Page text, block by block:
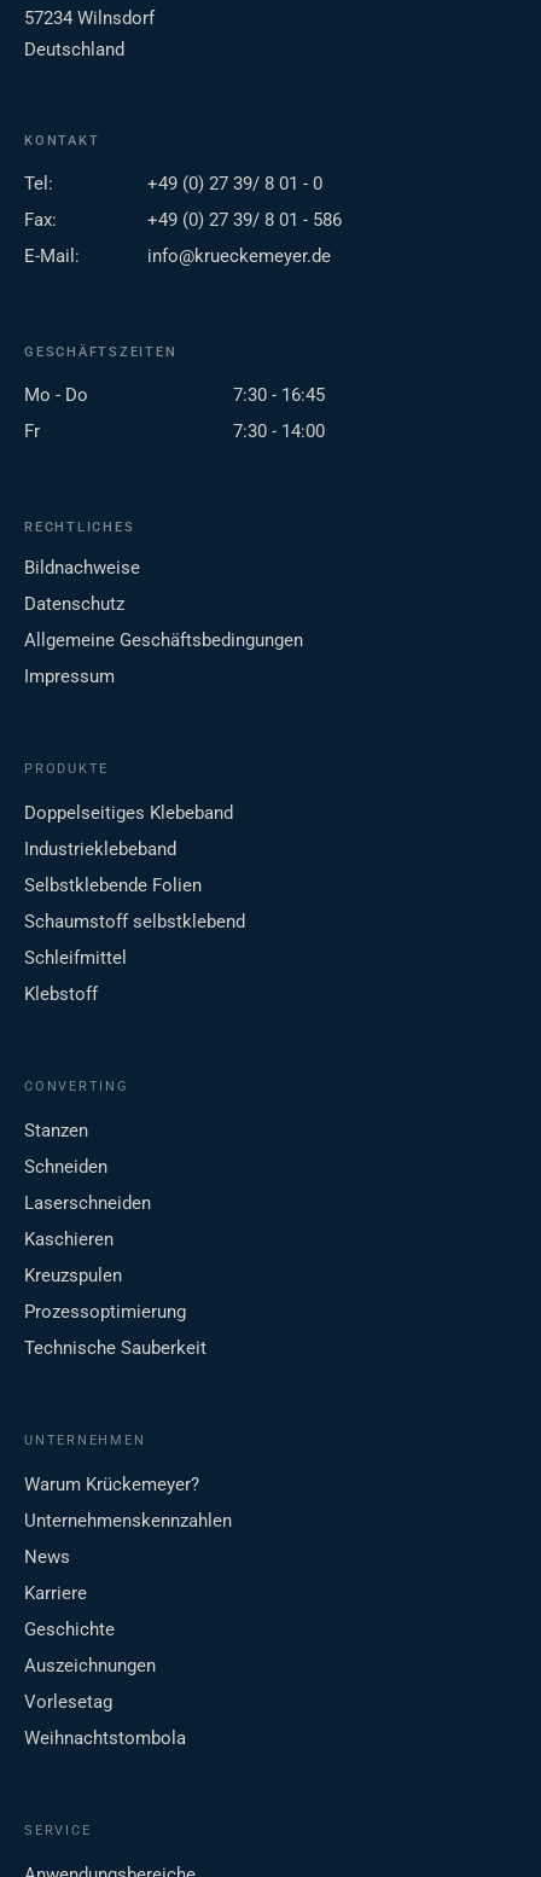
57234 Wilnsdorf
Deutschland
KONTAKT
Tel:
+49 (0) 27 39/ 8 01 - 0
Fax:
+49 (0) 27 39/ 8 01 - 586
E-Mail:
info@krueckemeyer.de
GESCHÄFTSZEITEN
Mo - Do
7:30 - 16:45
Fr
7:30 - 14:00
RECHTLICHES
Bildnachweise
Datenschutz
Allgemeine Geschäftsbedingungen
Impressum
PRODUKTE
Doppelseitiges Klebeband
Industrieklebeband
Selbstklebende Folien
Schaumstoff selbstklebend
Schleifmittel
Klebstoff
CONVERTING
Stanzen
Schneiden
Laserschneiden
Kaschieren
Kreuzspulen
Prozessoptimierung
Technische Sauberkeit
UNTERNEHMEN
Warum Krückemeyer?
Unternehmenskennzahlen
News
Karriere
Geschichte
Auszeichnungen
Vorlesetag
Weihnachtstombola
SERVICE